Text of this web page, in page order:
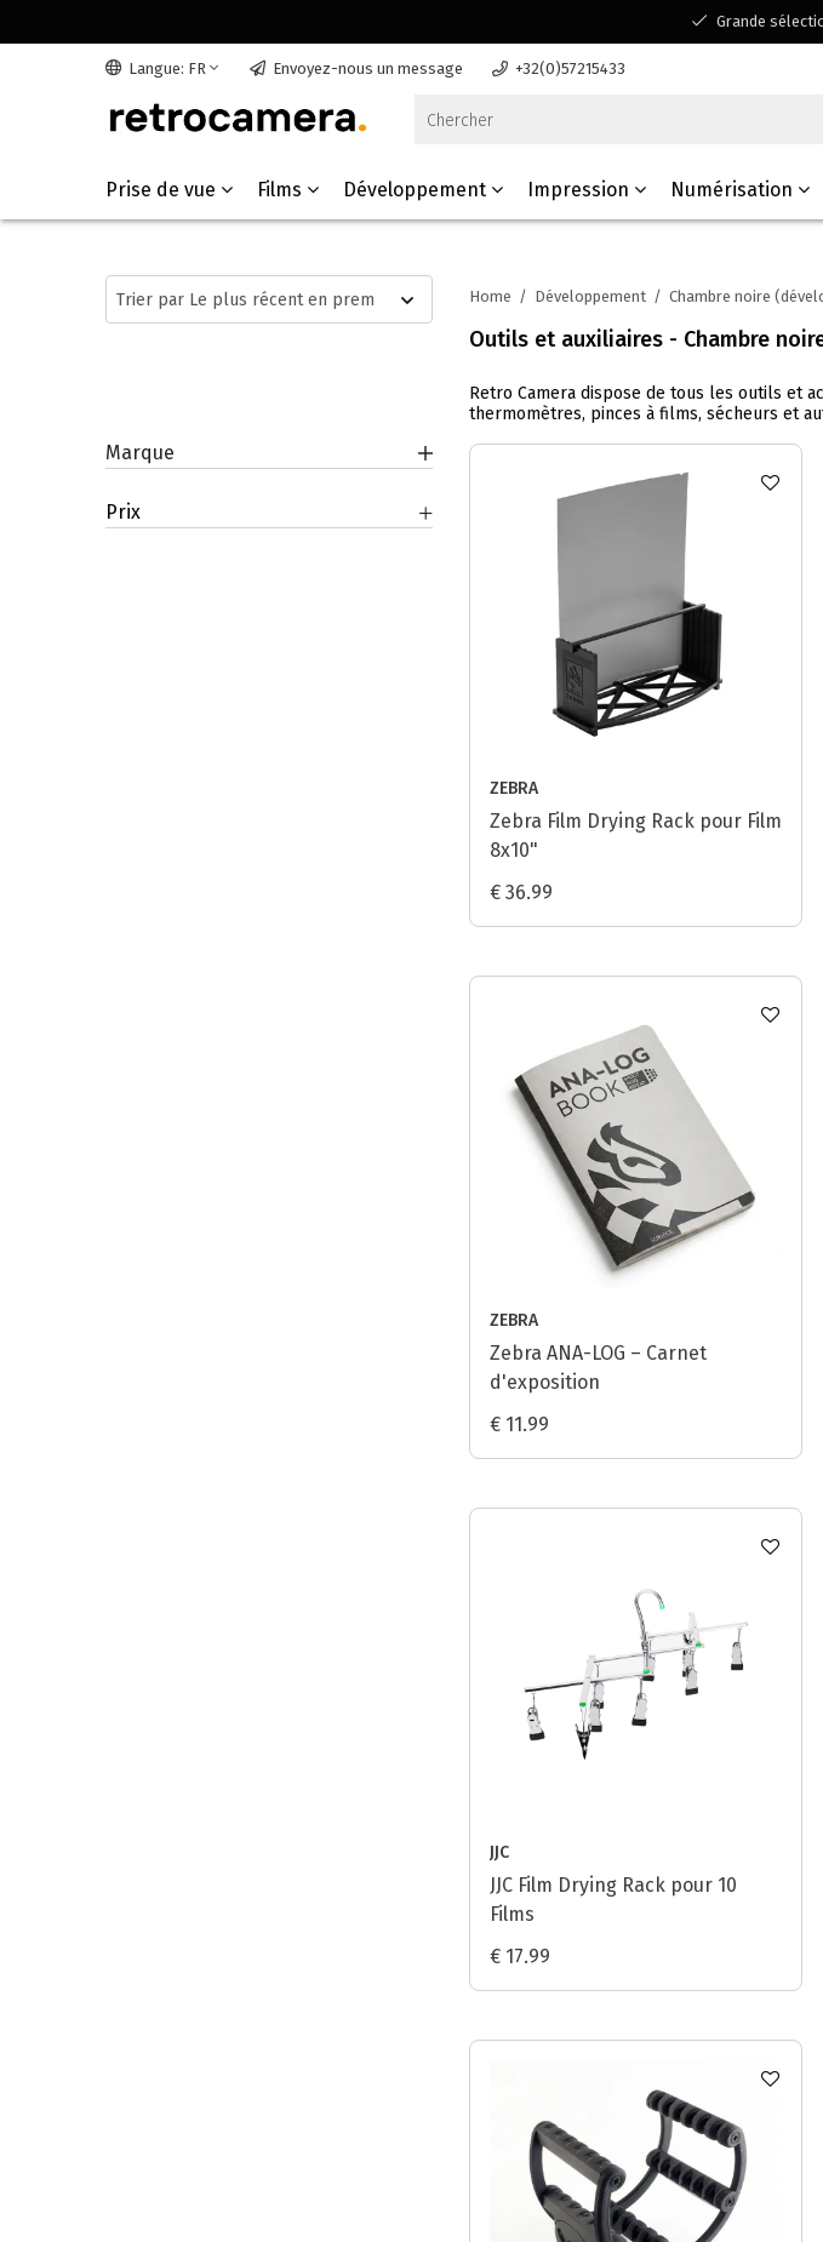
Grande
Disponible pour
Langue: FR Envoyez-nous un message +32(0)57215433
Prise de vue Films Développement Impression Numérisation
Home / Développement / Chambre noire
Outils et auxiliaires - Chambre
Retro Camera dispose de tous les outils et
thermomètres, pinces à films, sécheurs et
Marque
Prix
ZEBRA
Zebra Film Drying Rack pour Film
8x10"
€ 36.99
ZEBRA
Zebra ANA-LOG – Carnet
d'exposition
€ 11.99
JJC
JJC Film Drying Rack pour 10
Films
€ 17.99